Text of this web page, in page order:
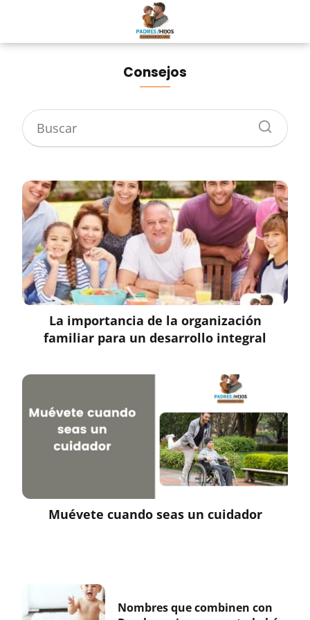
Consejos
La importancia de la organización
familiar para un desarrollo integral
Muévete cuando seas un cuidador
Nombres que combinen con